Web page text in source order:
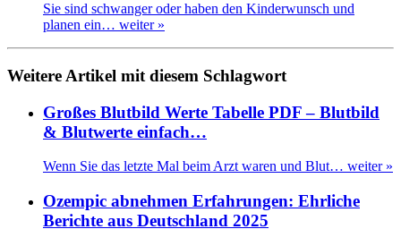
Sie sind schwanger oder haben den Kinderwunsch und
planen ein… weiter »
Weitere Artikel mit diesem Schlagwort
Großes Blutbild Werte Tabelle PDF – Blutbild
& Blutwerte einfach…
Wenn Sie das letzte Mal beim Arzt waren und Blut… weiter »
Ozempic abnehmen Erfahrungen: Ehrliche
Berichte aus Deutschland 2025